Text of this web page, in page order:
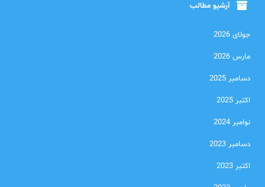
آرشیو مطالب
جولای 2026
مارس 2026
دسامبر 2025
اکتبر 2025
نوامبر 2024
دسامبر 2023
اکتبر 2023